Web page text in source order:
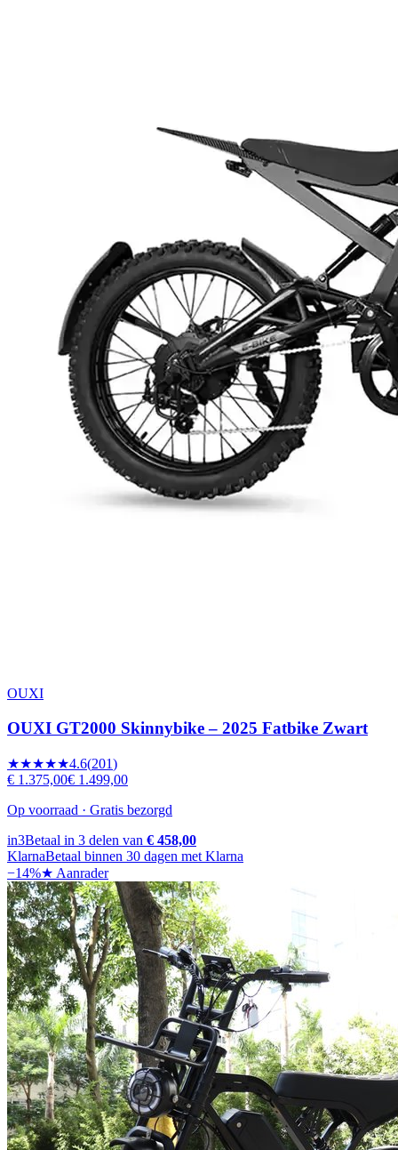
OUXI
OUXI GT2000 Skinnybike – 2025 Fatbike Zwart
★★★★★4.6(201)
€ 1.375,00€ 1.499,00
Op voorraad · Gratis bezorgd
in3Betaal in 3 delen van € 458,00
KlarnaBetaal binnen 30 dagen met Klarna
−14%★ Aanrader